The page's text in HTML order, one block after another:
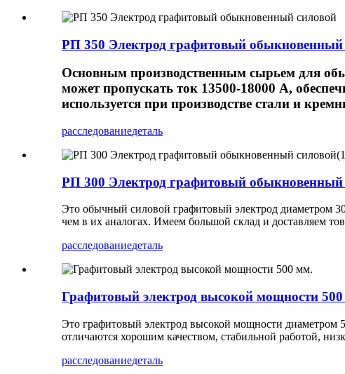
РП 350 Электрод графитовый обыкновенный
Основным производственным сырьем для
может пропускать ток 13500-18000 А,
используется при производстве стали и
расследованиедеталь
РП 300 Электрод графитовый обыкновенный
Это обычный силовой графитовый электрод диаметром
чем в их аналогах. Имеем большой склад и доставляем
расследованиедеталь
Графитовый электрод высокой мощности
Это графитовый электрод высокой мощности диаметром
отличаются хорошим качеством, стабильной работой,
расследованиедеталь